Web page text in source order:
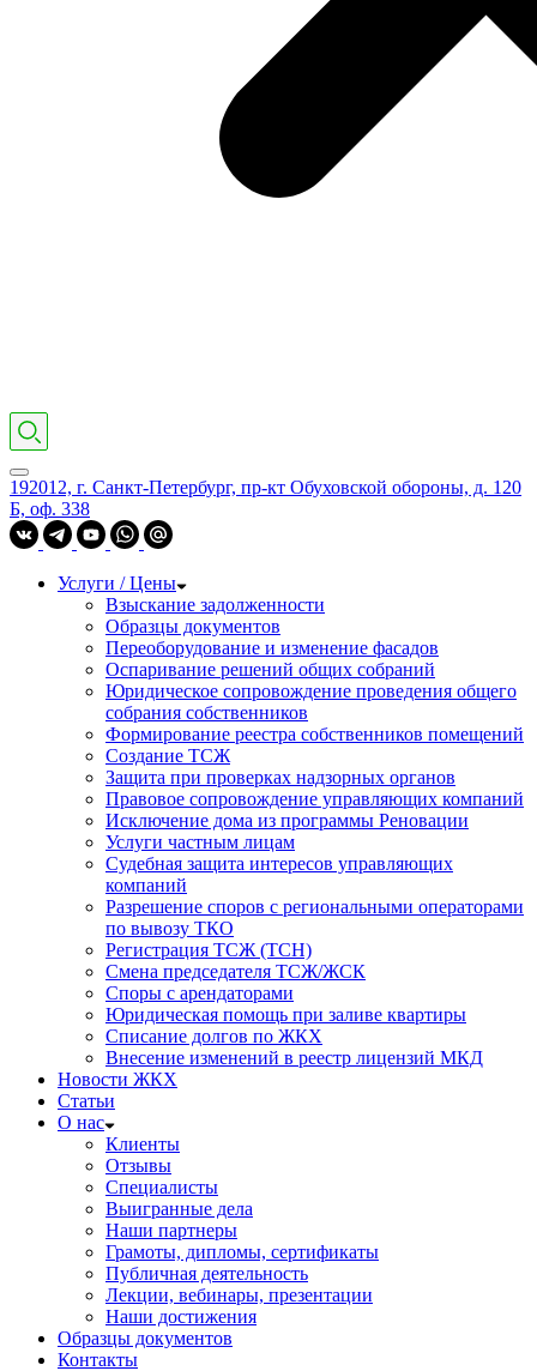
192012, г. Санкт-Петербург, пр-кт Обуховской обороны, д. 120
Б, оф. 338
Услуги / Цены
Взыскание задолженности
Образцы документов
Переоборудование и изменение фасадов
Оспаривание решений общих собраний
Юридическое сопровождение проведения общего
собрания собственников
Формирование реестра собственников помещений
Создание ТСЖ
Защита при проверках надзорных органов
Правовое сопровождение управляющих компаний
Исключение дома из программы Реновации
Услуги частным лицам
Судебная защита интересов управляющих
компаний
Разрешение споров с региональными операторами
по вывозу ТКО
Регистрация ТСЖ (ТСН)
Смена председателя ТСЖ/ЖСК
Споры с арендаторами
Юридическая помощь при заливе квартиры
Списание долгов по ЖКХ
Внесение изменений в реестр лицензий МКД
Новости ЖКХ
Статьи
О нас
Клиенты
Отзывы
Специалисты
Выигранные дела
Наши партнеры
Грамоты, дипломы, сертификаты
Публичная деятельность
Лекции, вебинары, презентации
Наши достижения
Образцы документов
Контакты